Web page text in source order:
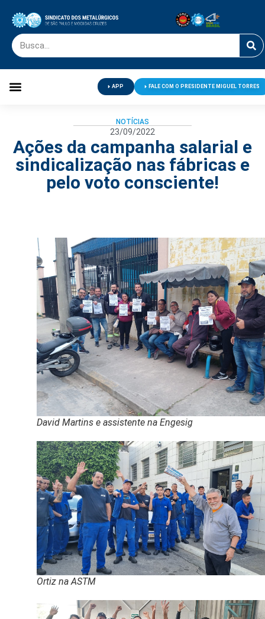
APP FALE COM O PRESIDENTE MIGUEL TORRES
NOTÍCIAS
23/09/2022
Ações da campanha salarial e
sindicalização nas fábricas e
pelo voto consciente!
David Martins e assistente na Engesig
Ortiz na ASTM